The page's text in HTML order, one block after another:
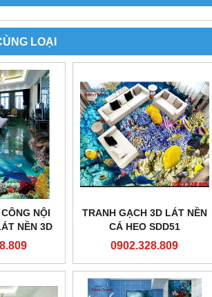
LOẠI
NỘI
NỀN 3D
AN
TRANH GẠCH 3D LÁT NỀN
CÁ HEO SDD51
0902.328.809